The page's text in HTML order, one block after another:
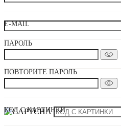
E-MAIL
ПАРОЛЬ
ПОВТОРИТЕ ПАРОЛЬ
КОД С КАРТИНКИ